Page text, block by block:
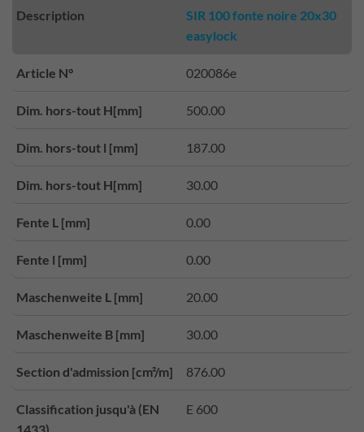
Description
SIR 100 fonte noire 20x30
easylock
Article N° 020086e
Dim. hors-tout H[mm] 500.00
Dim. hors-tout l [mm] 187.00
Dim. hors-tout H[mm] 30.00
Fente L [mm] 0.00
Fente l [mm] 0.00
Maschenweite L [mm] 20.00
Maschenweite B [mm] 30.00
Section d'admission [cm²/m] 876.00
Classification jusqu'à (EN
E 600